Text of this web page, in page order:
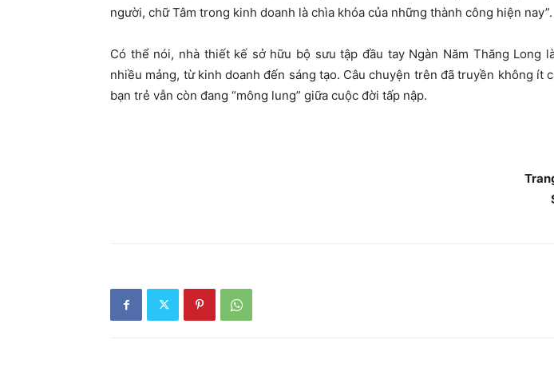
người, chữ Tâm trong kinh doanh là chìa khóa của những thành công hiện nay”.
Có thể nói, nhà thiết kế sở hữu bộ sưu tập đầu tay Ngàn Năm Thăng Long
nhiều mảng, từ kinh doanh đến sáng tạo. Câu chuyện trên đã truyền không ít
bạn trẻ vẫn còn đang “mông lung” giữa cuộc đời tấp nập.